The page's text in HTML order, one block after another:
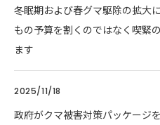
冬眠期および春グマ駆除の拡大
もの予算を割くのではなく喫緊
ます
2025/11/18
政府がクマ被害対策パッケージ